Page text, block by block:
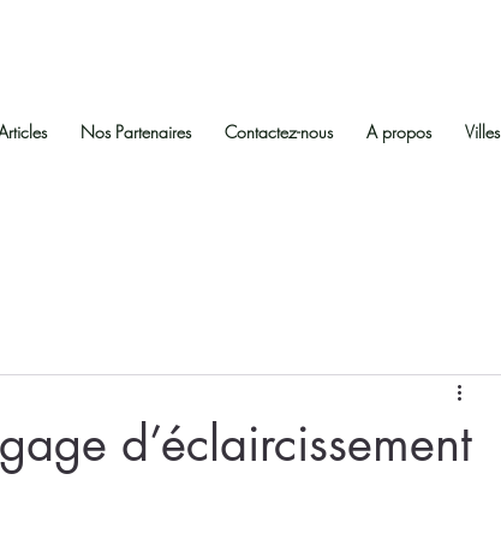
Nos Partenaires Contactez-nous A propos Villes
d’éclaircissement